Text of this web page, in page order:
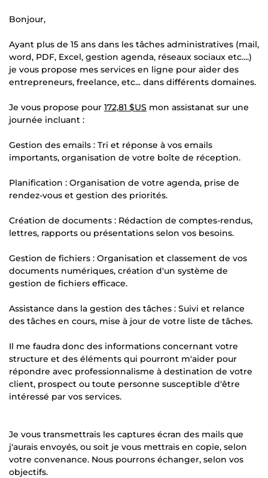
Bonjour,
Ayant plus de 15 ans dans les tâches administratives (mail,
word, PDF, Excel, gestion agenda, réseaux sociaux etc....)
je vous propose mes services en ligne pour aider des
entrepreneurs, freelance, etc... dans différents domaines.
Je vous propose pour 172,81 $US mon assistanat sur une
journée incluant :
Gestion des emails : Tri et réponse à vos emails
importants, organisation de votre boîte de réception.
Planification : Organisation de votre agenda, prise de
rendez-vous et gestion des priorités.
Création de documents : Rédaction de comptes-rendus,
lettres, rapports ou présentations selon vos besoins.
Gestion de fichiers : Organisation et classement de vos
documents numériques, création d'un système de
gestion de fichiers efficace.
Assistance dans la gestion des tâches : Suivi et relance
des tâches en cours, mise à jour de votre liste de tâches.
Il me faudra donc des informations concernant votre
structure et des éléments qui pourront m'aider pour
répondre avec professionnalisme à destination de votre
client, prospect ou toute personne susceptible d'être
intéressé par vos services.
Je vous transmettrais les captures écran des mails que
j'aurais envoyés, ou soit je vous mettrais en copie, selon
votre convenance. Nous pourrons échanger, selon vos
objectifs.